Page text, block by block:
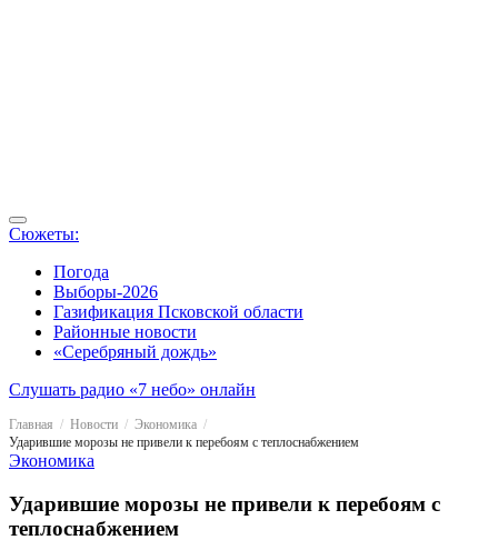
Сюжеты:
Погода
Выборы-2026
Газификация Псковской области
Районные новости
«Серебряный дождь»
Слушать радио «7 небо» онлайн
Главная Новости
Экономика
Ударившие морозы не привели к перебоям с теплоснабжением
Экономика
Ударившие морозы не привели к перебоям с
теплоснабжением